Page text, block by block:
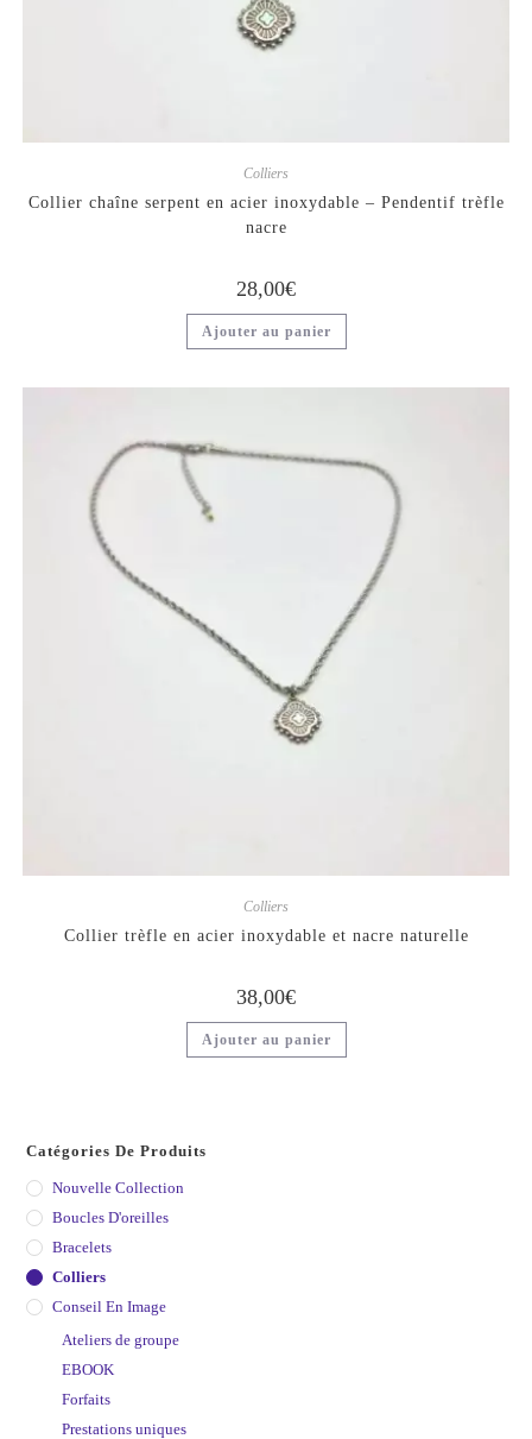
Colliers
Collier chaîne serpent en acier inoxydable – Pendentif trèfle
nacre
28,00€
Ajouter au panier
Colliers
Collier trèfle en acier inoxydable et nacre naturelle
38,00€
Ajouter au panier
Catégories De Produits
Nouvelle Collection
Boucles D'oreilles
Bracelets
Colliers
Conseil En Image
Ateliers de groupe
EBOOK
Forfaits
Prestations uniques